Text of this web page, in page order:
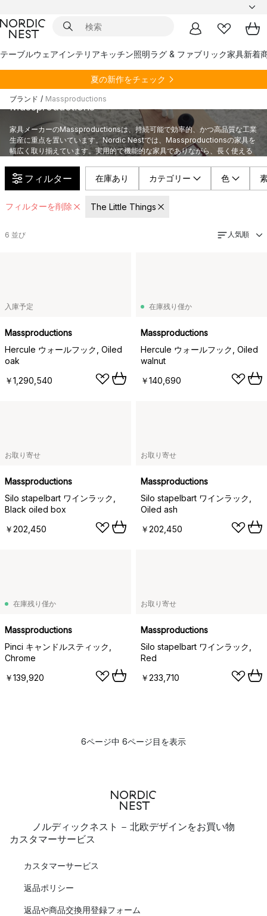
テーブルウェアインテリアキッチン照明ラグ & ファブリック家具新着
夏の新作をチェック
ブランド / Massproductions
Massproductions
家具メーカーのMassproductionsは、持続可能で効率的、かつ高品質な工業
生産に重点を置いています。Nordic Nestでは、Massproductionsの家具を
幅広く取り揃えています。実用的で機能的な家具でありながら、長く使える
フィルター 在庫あり カテゴリー 色
フィルターを削除 The Little Things
6 並び 人気順
入庫予定
Massproductions
Hercule ウォールフック, Oiled
oak
￥1,290,540
在庫残り僅か
Massproductions
Hercule ウォールフック, Oiled
walnut
￥140,690
お取り寄せ
Massproductions
Silo stapelbart ワインラック,
Black oiled box
￥202,450
お取り寄せ
Massproductions
Silo stapelbart ワインラック,
Oiled ash
￥202,450
在庫残り僅か
Massproductions
Pinci キャンドルスティック,
Chrome
￥139,920
お取り寄せ
Massproductions
Silo stapelbart ワインラック,
Red
￥233,710
6ページ中 6ページ目を表示
ノルディックネスト - 北欧デザインをお買い物
カスタマーサービス
カスタマーサービス
返品ポリシー
返品や商品交換用登録フォーム